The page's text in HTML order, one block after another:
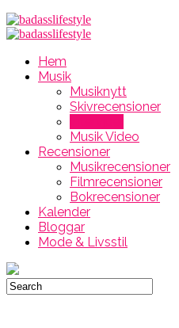
Hem
Musik
Musiknytt
Skivrecensioner
Musik Video
Recensioner
Musikrecensioner
Filmrecensioner
Bokrecensioner
Kalender
Bloggar
Mode & Livsstil